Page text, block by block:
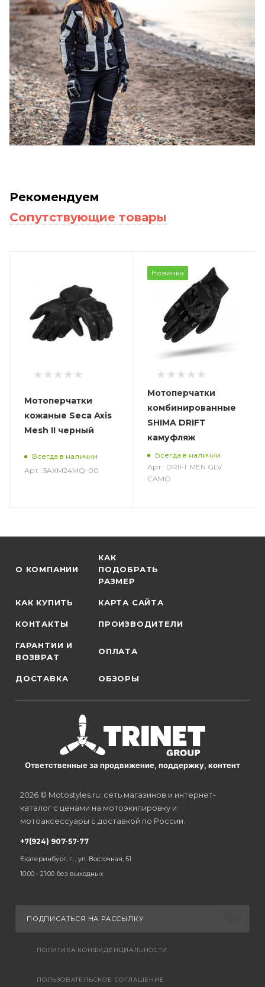
Рекомендуем
Сопутствующие товары
Мотоперчатки
кожаные Seca Axis
Mesh II черный
Всегда в наличии
Арт.: 5AXM24MQ-00
Новинка
Мотоперчатки
комбинированные
SHIMA DRIFT
камуфляж
Всегда в наличии
Арт.: DRIFT MEN GLV
CAMO
О КОМПАНИИ
КАК
ПОДОБРАТЬ
РАЗМЕР
КАК КУПИТЬ КАРТА САЙТА
КОНТАКТЫ ПРОИЗВОДИТЕЛИ
ГАРАНТИИ И
ВОЗВРАТ
ОПЛАТА
ДОСТАВКА ОБЗОРЫ
Ответственные за продвижение, поддержку, контент
2026 © Motostyles.ru: сеть магазинов и интернет-
каталог с ценами на мотоэкипировку и
мотоаксессуары с доставкой по России.
+7(924) 907-57-77
Екатеринбург, г. , ул. Восточная, 51
10:00 - 21:00 без выходных
ПОДПИСАТЬСЯ НА РАССЫЛКУ
ПОЛИТИКА КОНФИДЕНЦИАЛЬНОСТИ
ПОЛЬЗОВАТЕЛЬСКОЕ СОГЛАШЕНИЕ